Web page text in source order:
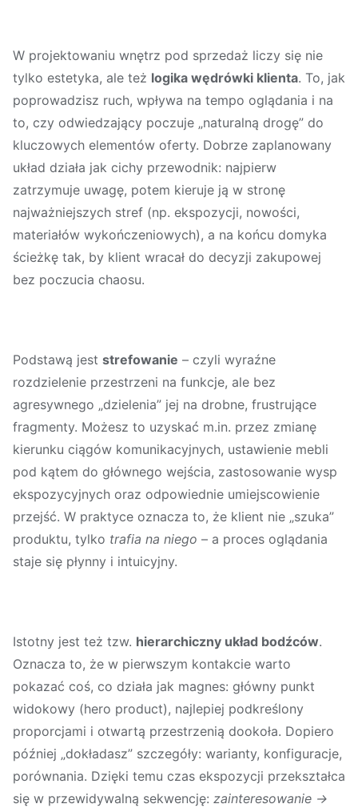
W projektowaniu wnętrz pod sprzedaż liczy się nie
tylko estetyka, ale też logika wędrówki klienta. To, jak
poprowadzisz ruch, wpływa na tempo oglądania i na
to, czy odwiedzający poczuje „naturalną drogę” do
kluczowych elementów oferty. Dobrze zaplanowany
układ działa jak cichy przewodnik: najpierw
zatrzymuje uwagę, potem kieruje ją w stronę
najważniejszych stref (np. ekspozycji, nowości,
materiałów wykończeniowych), a na końcu domyka
ścieżkę tak, by klient wracał do decyzji zakupowej
bez poczucia chaosu.
Podstawą jest strefowanie – czyli wyraźne
rozdzielenie przestrzeni na funkcje, ale bez
agresywnego „dzielenia” jej na drobne, frustrujące
fragmenty. Możesz to uzyskać m.in. przez zmianę
kierunku ciągów komunikacyjnych, ustawienie mebli
pod kątem do głównego wejścia, zastosowanie wysp
ekspozycyjnych oraz odpowiednie umiejscowienie
przejść. W praktyce oznacza to, że klient nie „szuka”
produktu, tylko trafia na niego – a proces oglądania
staje się płynny i intuicyjny.
Istotny jest też tzw. hierarchiczny układ bodźców.
Oznacza to, że w pierwszym kontakcie warto
pokazać coś, co działa jak magnes: główny punkt
widokowy (hero product), najlepiej podkreślony
proporcjami i otwartą przestrzenią dookoła. Dopiero
później „dokładasz” szczegóły: warianty, konfiguracje,
porównania. Dzięki temu czas ekspozycji przekształca
się w przewidywalną sekwencję: zainteresowanie →